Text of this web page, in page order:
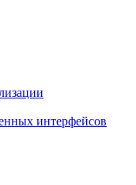
интерфейсов